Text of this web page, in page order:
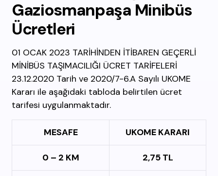
Gaziosmanpaşa Minibüs
Ücretleri
01 OCAK 2023 TARİHİNDEN İTİBAREN GEÇERLİ
MİNİBÜS TAŞIMACILIĞI ÜCRET TARİFELERİ
23.12.2020 Tarih ve 2020/7-6.A Sayılı UKOME
Kararı ile aşağıdaki tabloda belirtilen ücret
tarifesi uygulanmaktadır.
MESAFE UKOME KARARI
0 – 2 KM 2,75 TL